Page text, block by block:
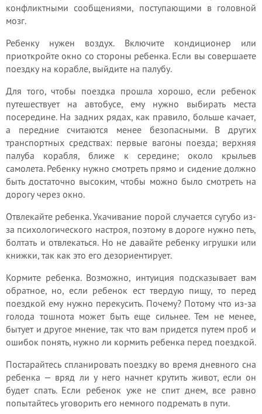
конфликтными сообщениями, поступающими в головной
мозг.
Ребенку нужен воздух. Включите кондиционер или
приоткройте окно со стороны ребенка. Если вы совершаете
поездку на корабле, выйдите на палубу.
Для того, чтобы поездка прошла хорошо, если ребенок
путешествует на автобусе, ему нужно выбирать места
посередине. На задних рядах, как правило, больше качает,
а передние считаются менее безопасными. В других
транспортных средствах: первые вагоны поезда; верхняя
палуба корабля, ближе к середине; около крыльев
самолета. Ребенку нужно смотреть прямо и сидение должно
быть достаточно высоким, чтобы можно было смотреть на
дорогу через окно.
Отвлекайте ребенка. Укачивание порой случается сугубо из-
за психологического настроя, поэтому в дороге нужно петь,
болтать и отвлекаться. Но не давайте ребенку игрушки или
книжки, так как это его дезориентирует.
Кормите ребенка. Возможно, интуиция подсказывает вам
обратное, но, если ребенок ест твердую пищу, то перед
поездкой ему нужно перекусить. Почему? Потому что из-за
голода тошнота может быть еще сильнее. Тем не менее,
бытует и другое мнение, так что вам придется путем проб и
ошибок понять, нужно ли кормить ребенка перед поездкой.
Постарайтесь спланировать поездку во время дневного сна
ребенка — вряд ли у него начнет крутить живот, если он
будет спать. Если ребенок уже не спит днем, все равно
попытайтесь уговорить его немного подремать в пути.